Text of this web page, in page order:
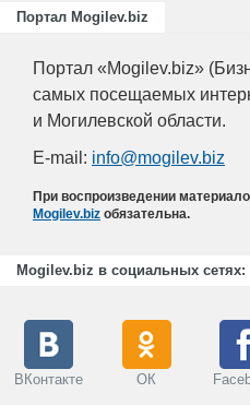
Портал Mogilev.biz
Портал «Mogilev.biz»
самых посещаемых
и Могилевской области.
E-mail: info@mogilev.biz
При воспроизведении
Mogilev.biz обязательна.
Mogilev.biz в социальных сетях:
ВКонтакте ОК